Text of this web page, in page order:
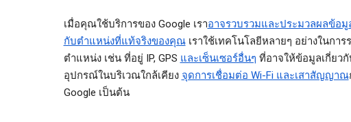
เมื่อคุณใช้บริการของ Google เราอาจรวบรวมและประมวลผลข้อมู
กับตำแหน่งที่แท้จริงของคุณเราใช้เทคโนโลยีหลายๆ อย่างในการ
ตำแหน่ง เช่น ที่อยู่ IP, GPS และเซ็นเซอร์อื่นๆ ที่อาจให้ข้อมูลเกี่ยว
อุปกรณ์ในบริเวณใกล้เคียง จุดการเชื่อมต่อ Wi-Fi และเสาสัญญาณ
Google เป็นต้น